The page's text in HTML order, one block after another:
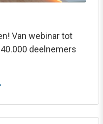
Van webinar tot
deelnemers